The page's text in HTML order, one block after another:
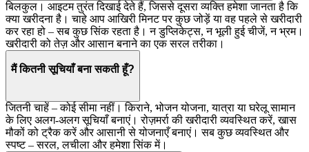
बिलकुल। आइटम तुरंत दिखाई देते हैं, जिससे दूसरा व्यक्ति हमेशा जानता है कि
क्या खरीदना है। चाहे आप आखिरी मिनट पर कुछ जोड़ें या वह पहले से खरीदारी
कर रहा हो – सब कुछ सिंक रहता है। न डुप्लिकेट्स, न भूली हुई चीजें, न भ्रम।
खरीदारी को तेज़ और आसान बनाने का एक सरल तरीका।
मैं कितनी सूचियाँ बना सकती हूँ?
जितनी चाहें – कोई सीमा नहीं। किराने, भोजन योजना, यात्रा या घरेलू सामान
के लिए अलग-अलग सूचियाँ बनाएं। रोज़मर्रा की खरीदारी व्यवस्थित करें, खास
मौकों को ट्रैक करें और आसानी से योजनाएँ बनाएं। सब कुछ व्यवस्थित और
स्पष्ट – सरल, लचीला और हमेशा सिंक में।